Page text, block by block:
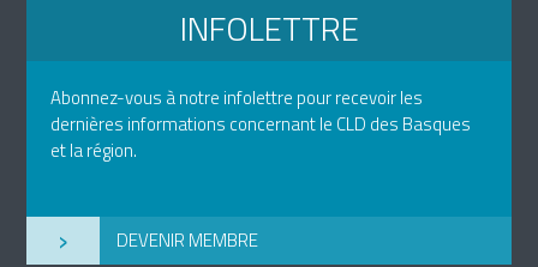
INFOLETTRE
Abonnez-vous à notre infolettre pour recevoir les
dernières informations concernant le CLD des Basques
et la région.
› DEVENIR MEMBRE